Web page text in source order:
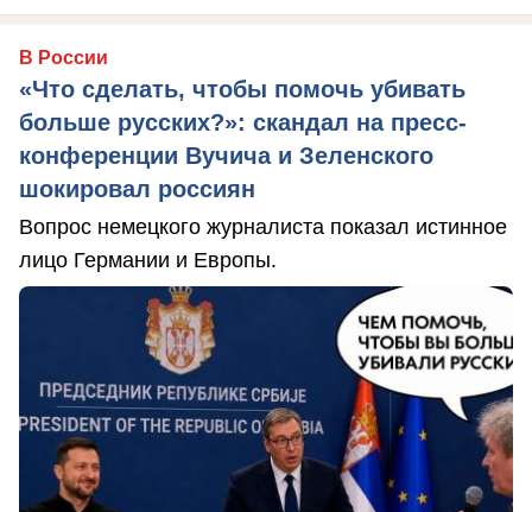
В России
«Что сделать, чтобы помочь убивать
больше русских?»: скандал на пресс-
конференции Вучича и Зеленского
шокировал россиян
Вопрос немецкого журналиста показал истинное
лицо Германии и Европы.